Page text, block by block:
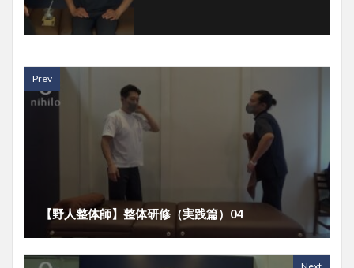
Prev
【野人整体師】整体研修（実践篇）04